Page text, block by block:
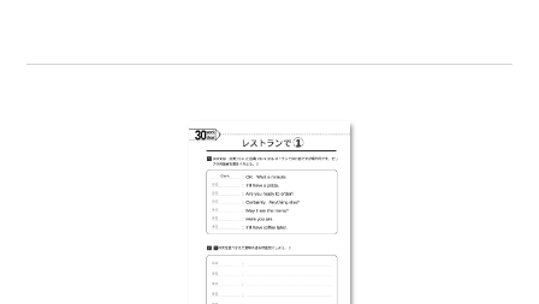
所なので「One！」と相手に伝える。３箇所
メモ用に使うと便利。